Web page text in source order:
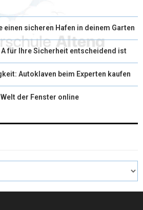
einen sicheren Hafen in deinem Garten
für Ihre Sicherheit entscheidend ist
Autoklaven beim Experten kaufen
der Fenster online